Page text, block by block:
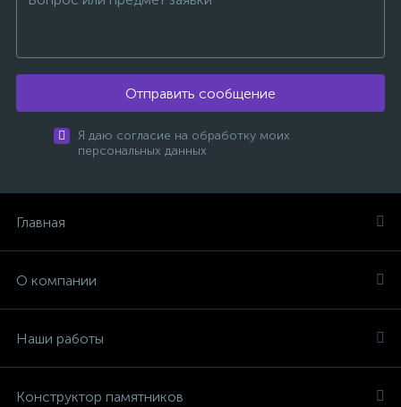
Отправить сообщение
Я даю согласие на обработку моих
персональных данных
Главная
О компании
Наши работы
Конструктор памятников